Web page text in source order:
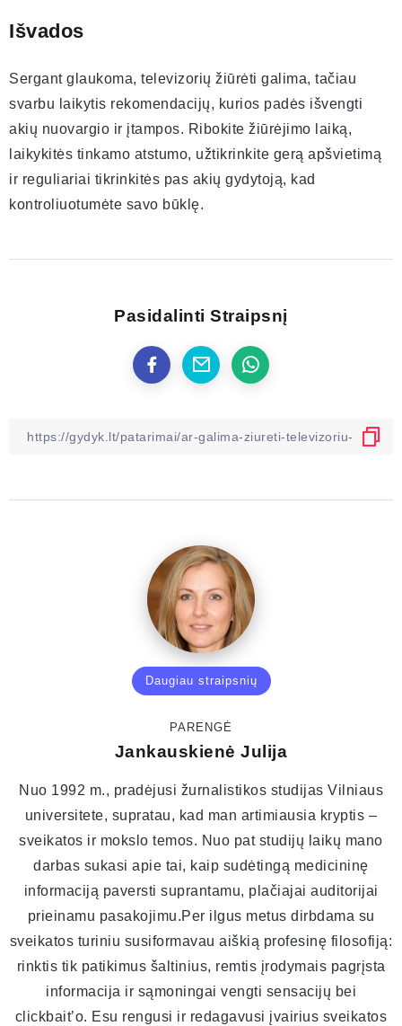
Išvados
Sergant glaukoma, televizorių žiūrėti galima, tačiau
svarbu laikytis rekomendacijų, kurios padės išvengti
akių nuovargio ir įtampos. Ribokite žiūrėjimo laiką,
laikykitės tinkamo atstumo, užtikrinkite gerą apšvietimą
ir reguliariai tikrinkitės pas akių gydytoją, kad
kontroliuotumėte savo būklę.
Pasidalinti Straipsnį
Daugiau straipsnių
PARENGĖ
Jankauskienė Julija
Nuo 1992 m., pradėjusi žurnalistikos studijas Vilniaus
universitete, supratau, kad man artimiausia kryptis –
sveikatos ir mokslo temos. Nuo pat studijų laikų mano
darbas sukasi apie tai, kaip sudėtingą medicininę
informaciją paversti suprantamu, plačiajai auditorijai
prieinamu pasakojimu.Per ilgus metus dirbdama su
sveikatos turiniu susiformavau aiškią profesinę filosofiją:
rinktis tik patikimus šaltinius, remtis įrodymais pagrįsta
informacija ir sąmoningai vengti sensacijų bei
clickbait’o. Esu rengusi ir redagavusi įvairius sveikatos